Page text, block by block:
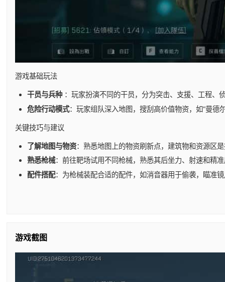
游戏基础玩法
干员与兵种 ：玩家扮演不同的干员，分为突击、支援、工程、
危险行动模式：玩家组队深入地图，搜刮高价值物资，如“曼德
关键技巧与建议
了解地图与物资：熟悉地图上的物资刷新点，建筑物和资源区
熟悉枪械：前往靶场试用不同枪械，熟悉其后坐力、射速和精
配件搭配：为枪械装配合适的配件，如消音器用于偷袭，瞄准
游戏截图